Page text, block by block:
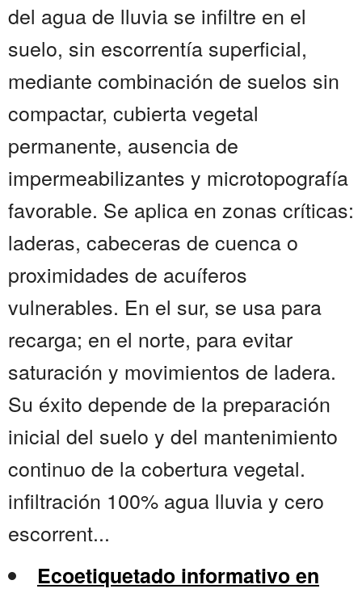
del agua de lluvia se infiltre en el
suelo, sin escorrentía superficial,
mediante combinación de suelos sin
compactar, cubierta vegetal
permanente, ausencia de
impermeabilizantes y microtopografía
favorable. Se aplica en zonas críticas:
laderas, cabeceras de cuenca o
proximidades de acuíferos
vulnerables. En el sur, se usa para
recarga; en el norte, para evitar
saturación y movimientos de ladera.
Su éxito depende de la preparación
inicial del suelo y del mantenimiento
continuo de la cobertura vegetal.
infiltración 100% agua lluvia y cero
escorrent...
Ecoetiquetado informativo en